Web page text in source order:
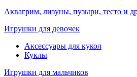
Аквагрим, лизуны, пузыри, тесто и
Игрушки для девочек
Аксессуары для кукол
Куклы
Игрушки для мальчиков